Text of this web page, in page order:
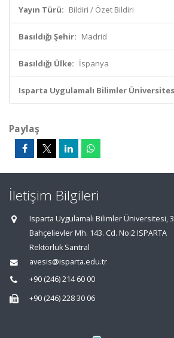
Yayın Türü: Bildiri / Özet Bildiri
Basıldığı Şehir: Madrid
Basıldığı Ülke: İspanya
Isparta Uygulamalı Bilimler
Paylaş
İletişim Bilgileri
Isparta Uygulamalı Bilimler Üniversitesi,
Bahçelievler Mh. 143. Cd. No:2 ISPARTA
Rektörlük Santral
avesis@isparta.edu.tr
+90 (246) 214 60 00
+90 (246) 228 30 06